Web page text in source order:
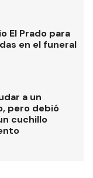
El Prado para
en el funeral
a un
pero debió
cuchillo